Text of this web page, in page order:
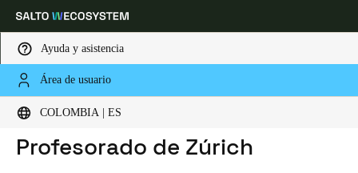
Ayuda y asistencia
Área de usuario
COLOMBIA | ES
Elija su ubicación y configuración de idioma
Global Europe North America
HOME INDUSTRIAS
UNIVERSIDAD DE FORMACIÓN DEL PROFESORADO DE ZÚRICH
Universidad de Formación del
Profesorado de Zúrich